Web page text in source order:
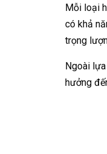
Mỗi loại
có khả
trọng
Ngoài
hưởng